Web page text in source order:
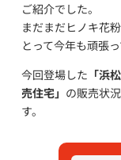
ご紹介でした。
まだまだヒノキ花
とって今年も頑張
今回登場した 「浜
売住宅」 の販売状
す。